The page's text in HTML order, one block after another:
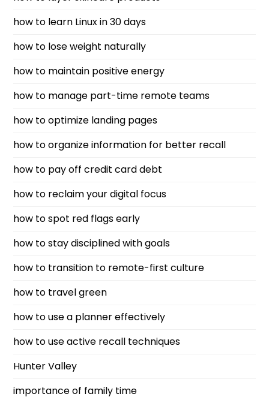
how to learn Linux in 30 days
how to lose weight naturally
how to maintain positive energy
how to manage part-time remote teams
how to optimize landing pages
how to organize information for better recall
how to pay off credit card debt
how to reclaim your digital focus
how to spot red flags early
how to stay disciplined with goals
how to transition to remote-first culture
how to travel green
how to use a planner effectively
how to use active recall techniques
Hunter Valley
importance of family time